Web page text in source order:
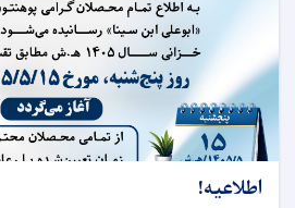
اطلاعیه!